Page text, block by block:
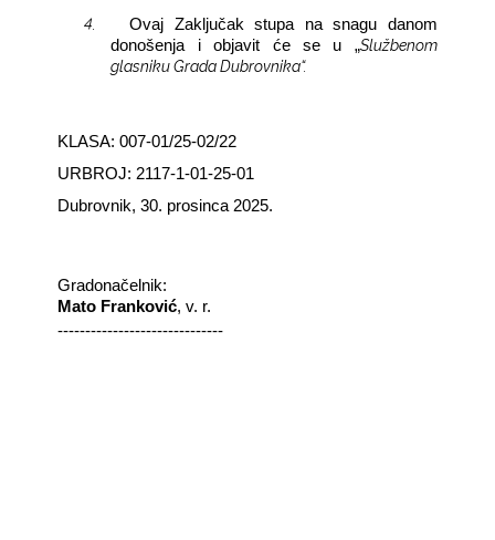
4.
Ovaj Zaključak stupa na snagu danom
donošenja i objavit će se u „Službenom
glasniku Grada Dubrovnika“.
KLASA: 007-01/25-02/22
URBROJ: 2117-1-01-25-01
Dubrovnik, 30. prosinca 2025.
Gradonačelnik:­
Mato Franković, v. r.
------------------------------